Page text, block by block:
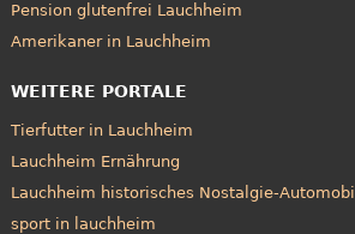
Pension glutenfrei Lauchheim
Amerikaner in Lauchheim
WEITERE PORTALE
Tierfutter in Lauchheim
Lauchheim Ernährung
Lauchheim historisches Nostalgie-Automobil
sport in lauchheim